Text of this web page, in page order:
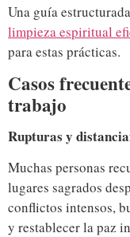
Una guía
limpieza espiritual
para estas prácticas.
Casos
trabajo
Rupturas y
Muchas personas
lugares sagrados
conflictos intensos,
y restablecer la paz